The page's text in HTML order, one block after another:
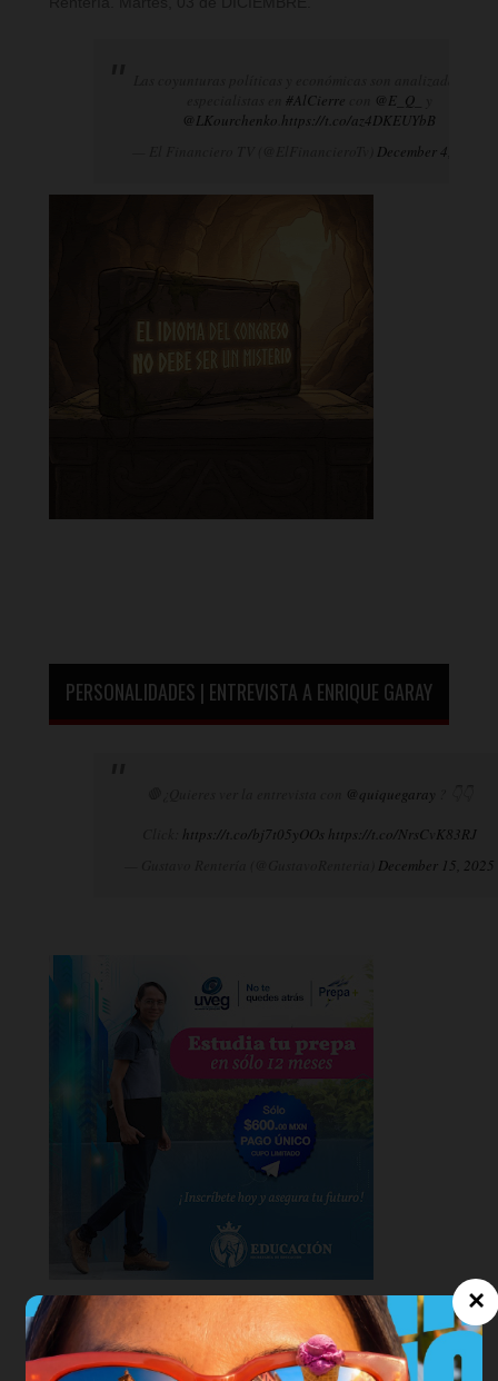
#AlCierre @E_Q_
@LKourchenko https://t.co/az4DKEUYbB
December 4, 2024
×
PERSONALIDADES | ENTREVISTA A ENRIQUE GARAY
@quiquegaray
https://t.co/bj7t05yOOs https://t.co/NrsCvK83RJ
December 15, 2025
MI COLUMNA CON VALOR Y CON VERDAD. | VIERNES